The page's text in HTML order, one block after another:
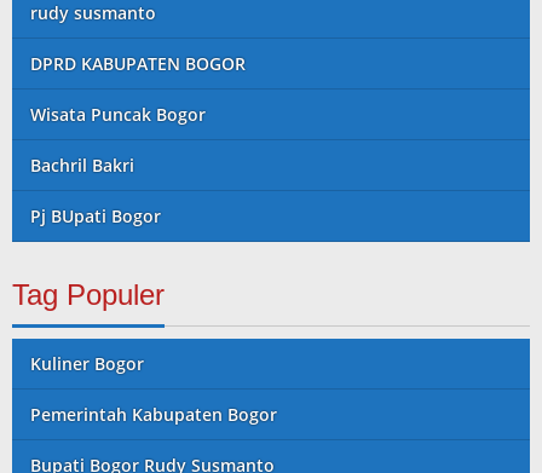
rudy susmanto
DPRD KABUPATEN BOGOR
Wisata Puncak Bogor
Bachril Bakri
Pj BUpati Bogor
Tag Populer
Kuliner Bogor
Pemerintah Kabupaten Bogor
Bupati Bogor Rudy Susmanto